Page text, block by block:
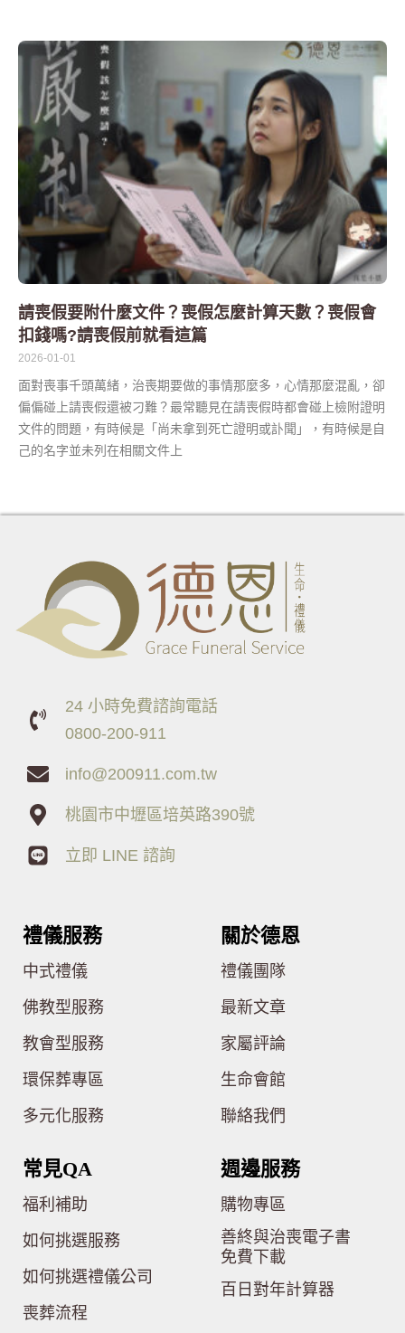
請喪假要附什麼文件？喪假怎麼計算天數？喪假會
扣錢嗎?請喪假前就看這篇
2026-01-01
面對喪事千頭萬緒，治喪期要做的事情那麼多，心情那麼混亂，卻
偏偏碰上請喪假還被刁難？最常聽見在請喪假時都會碰上檢附證明
文件的問題，有時候是「尚未拿到死亡證明或訃聞」，有時候是自
己的名字並未列在相關文件上
24 小時免費諮詢電話
0800-200-911
info@200911.com.tw
桃園市中壢區培英路390號
立即 LINE 諮詢
禮儀服務
中式禮儀
佛教型服務
教會型服務
環保葬專區
多元化服務
關於德恩
禮儀團隊
最新文章
家屬評論
生命會館
聯絡我們
常見QA
福利補助
如何挑選服務
如何挑選禮儀公司
喪葬流程
週邊服務
購物專區
善終與治喪電子書
免費下載
百日對年計算器